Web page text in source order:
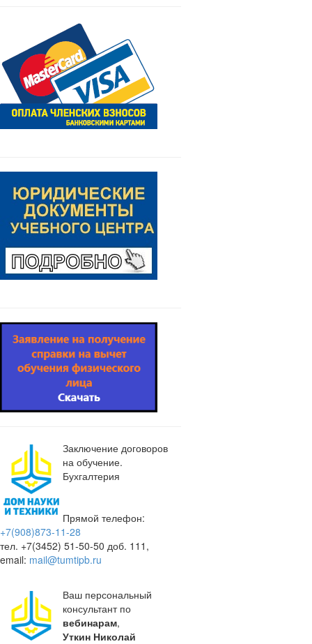
Заключение договоров
на обучение.
Бухгалтерия
Прямой телефон:
+7(908)873-11-28
тел. +7(3452) 51-50-50 доб. 111,
email: mail@tumtipb.ru
Ваш персональный
консультант по
вебинарам,
Уткин Николай